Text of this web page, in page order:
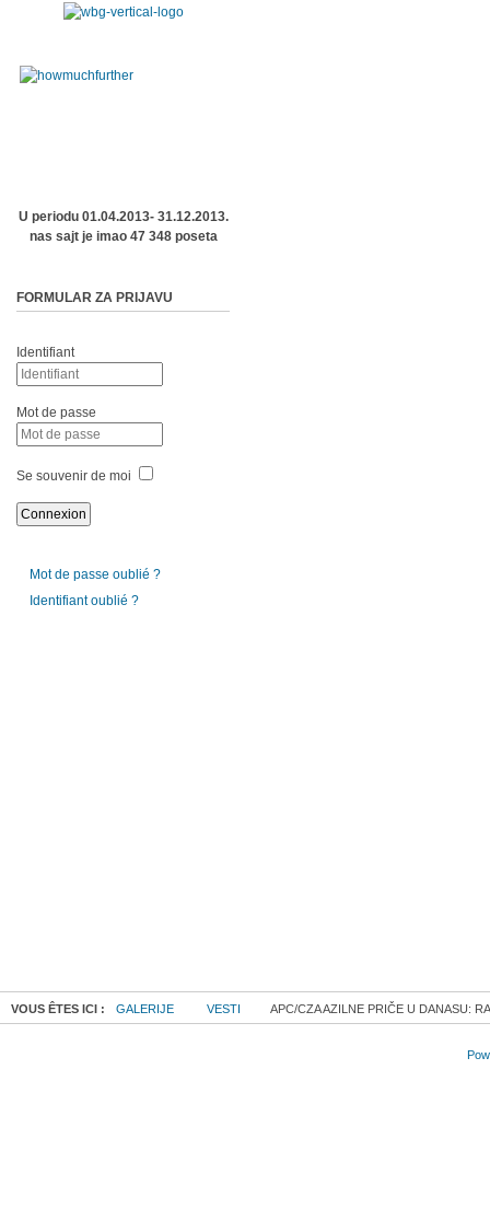
U periodu 01.04.2013- 31.12.2013.
nas sajt je imao 47 348 poseta
FORMULAR ZA PRIJAVU
Identifiant
Mot de passe
Se souvenir de moi
Mot de passe oublié ?
Identifiant oublié ?
VOUS ÊTES ICI : GALERIJE VESTI APC/CZA AZILNE PRIČE U DANASU: